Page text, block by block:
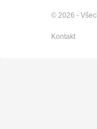
© 2026 -
Kontakt